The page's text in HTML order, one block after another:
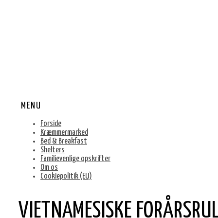
MENU
Forside
Kræmmermarked
Bed & Breakfast
Shelters
Familievenlige opskrifter
Om os
Cookiepolitik (EU)
VIETNAMESISKE